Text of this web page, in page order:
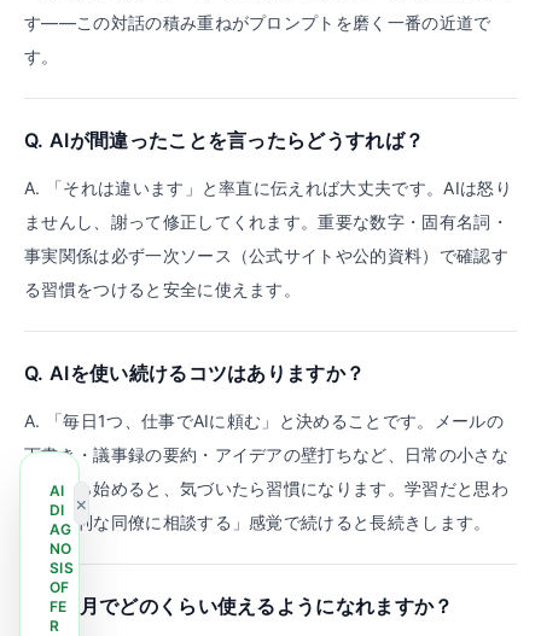
す——この対話の積み重ねがプロンプトを磨く一番の近道で
す。
Q. AIが間違ったことを言ったらどうすれば？
A.
「それは違います」と率直に伝えれば大丈夫です。AIは怒り
ませんし、謝って修正してくれます。重要な数字・固有名詞・
事実関係は必ず一次ソース（公式サイトや公的資料）で確認す
る習慣をつけると安全に使えます。
Q. AIを使い続けるコツはありますか？
A.
「毎日1つ、仕事でAIに頼む」と決めることです。メールの
下書き・議事録の要約・アイデアの壁打ちなど、日常の小さな
作業から始めると、気づいたら習慣になります。学習だと思わ
ず「便利な同僚に相談する」感覚で続けると長続きします。
1ヶ月でどのくらい使えるようになれますか？
AI
DI
AG
NO
SIS
OF
FE
R
×